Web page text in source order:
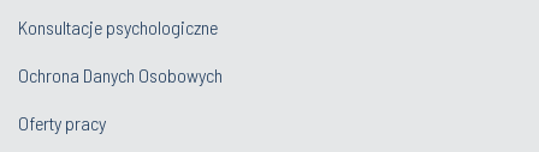
Konsultacje psychologiczne
Ochrona Danych Osobowych
Oferty pracy